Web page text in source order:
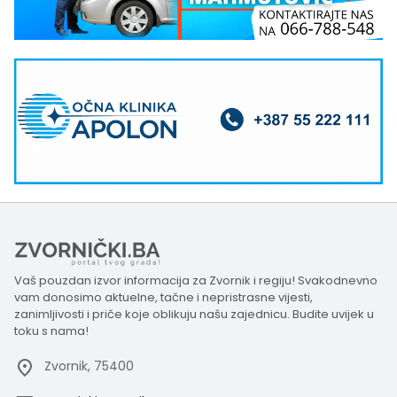
Vaš pouzdan izvor informacija za Zvornik i regiju! Svakodnevno
vam donosimo aktuelne, tačne i nepristrasne vijesti,
zanimljivosti i priče koje oblikuju našu zajednicu. Budite uvijek u
toku s nama!
Zvornik, 75400